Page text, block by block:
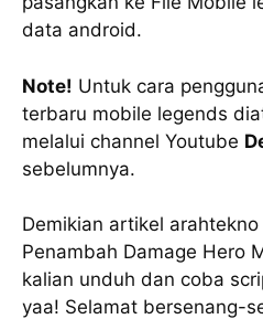
data android.
Note! Untuk cara
terbaru mobile legends
melalui channel Youtube
sebelumnya.
Demikian artikel
Penambah Damage Hero
kalian unduh dan coba
yaa! Selamat bersenang-